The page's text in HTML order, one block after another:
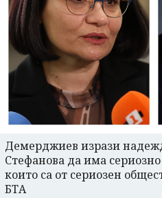
Демерджиев изрази
Стефанова да има
които са от сериозен
БТА